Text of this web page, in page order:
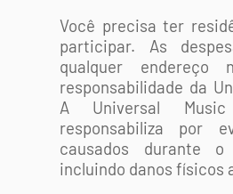
Você precisa ter
participar. As
qualquer
responsabilidade da
A Universal
responsabiliza por
causados durante
incluindo danos físicos